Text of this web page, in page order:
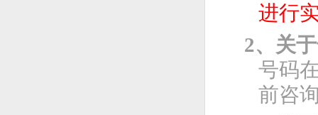
进行
2、关
号码
前咨